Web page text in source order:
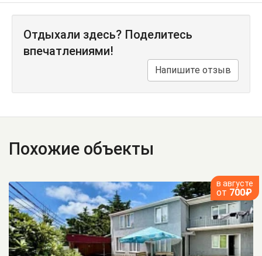
Отдыхали здесь? Поделитесь
впечатлениями!
Напишите отзыв
Похожие объекты
в августе
от 700₽